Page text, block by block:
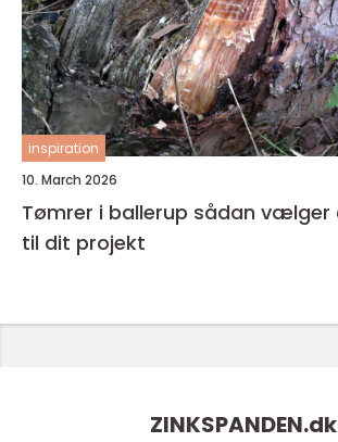
inspiration
10. March 2026
Tømrer i ballerup sådan vælger du den rette
til dit projekt
ZINKSPANDEN.dk